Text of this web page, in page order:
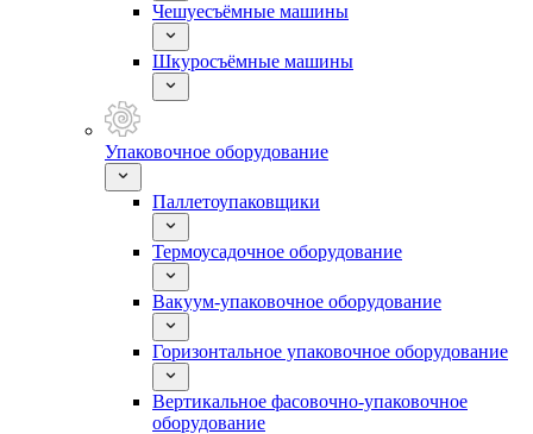
Чешуесъёмные машины
Шкуросъёмные машины
Упаковочное оборудование
Паллетоупаковщики
Термоусадочное оборудование
Вакуум-упаковочное оборудование
Горизонтальное упаковочное оборудование
Вертикальное фасовочно-упаковочное
оборудование